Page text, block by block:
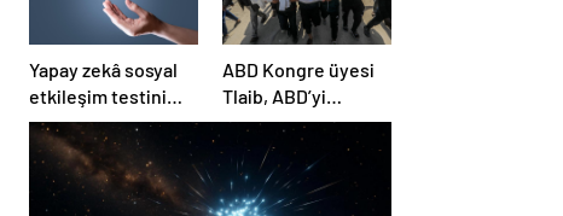
Yapay zekâ sosyal
etkileşim testini
geçemedi
ABD Kongre üyesi
Tlaib, ABD’yi
Filistin’deki
“soykırımda suç
ortağı” olmakla
itham etti